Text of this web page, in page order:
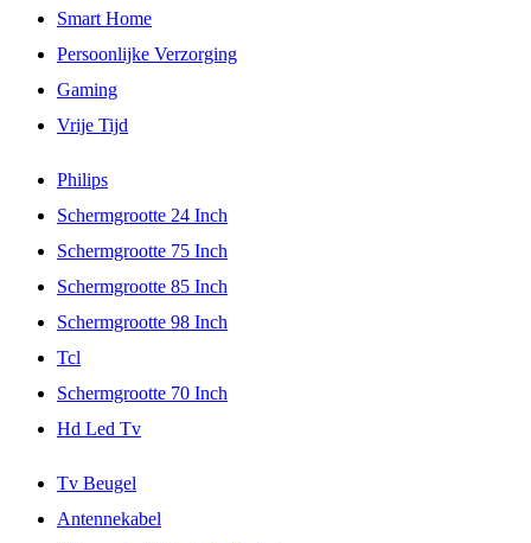
Smart Home
Persoonlijke Verzorging
Gaming
Vrije Tijd
Philips
Schermgrootte 24 Inch
Schermgrootte 75 Inch
Schermgrootte 85 Inch
Schermgrootte 98 Inch
Tcl
Schermgrootte 70 Inch
Hd Led Tv
Tv Beugel
Antennekabel